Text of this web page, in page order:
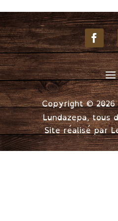
Copyright © 2026
Lundazepa, tous
Site réalisé par